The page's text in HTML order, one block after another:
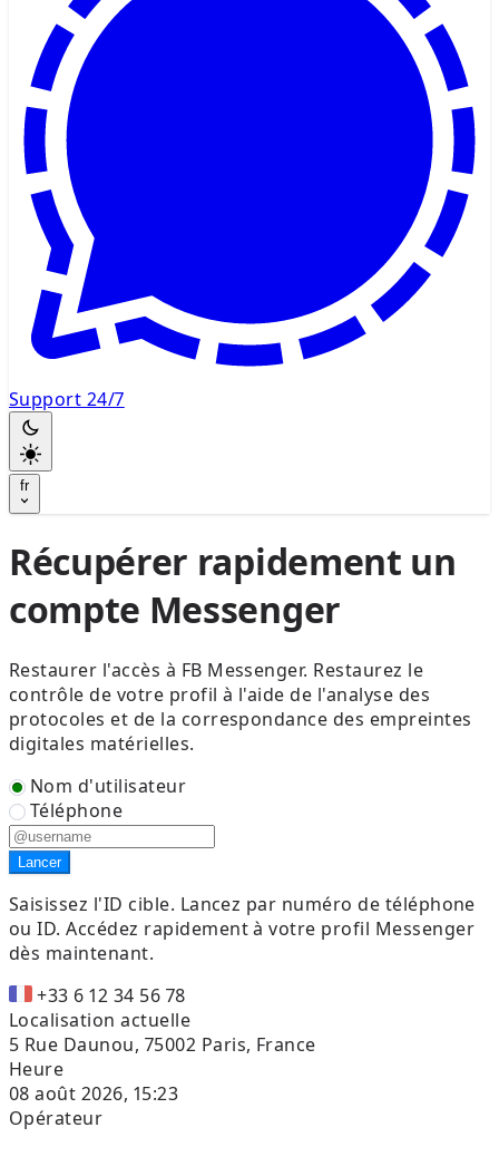
Support 24/7
fr
Récupérer rapidement un
compte Messenger
Restaurer l'accès à FB Messenger. Restaurez le
contrôle de votre profil à l'aide de l'analyse des
protocoles et de la correspondance des empreintes
digitales matérielles.
Nom d'utilisateur
Téléphone
Lancer
Saisissez l'ID cible. Lancez par numéro de téléphone
ou ID. Accédez rapidement à votre profil Messenger
dès maintenant.
+33 6 12 34 56 78
Localisation actuelle
5 Rue Daunou, 75002 Paris, France
Heure
08 août 2026, 15:23
Opérateur